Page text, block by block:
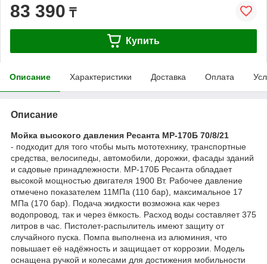
83 390 ₸
Купить
Описание Характеристики Доставка Оплата
Описание
Мойка высокого давления Ресанта МР-170Б 70/8/21
- подходит для того чтобы мыть мототехнику, транспортные
средства, велосипеды, автомобили, дорожки, фасады зданий
и садовые принадлежности. МР-170Б Ресанта обладает
высокой мощностью двигателя 1900 Вт. Рабочее давление
отмечено показателем 11МПа (110 бар), максимальное 17
МПа (170 бар). Подача жидкости возможна как через
водопровод, так и через ёмкость. Расход воды составляет 375
литров в час. Пистолет-распылитель имеют защиту от
случайного пуска. Помпа выполнена из алюминия, что
повышает её надёжность и защищает от коррозии. Модель
оснащена ручкой и колесами для достижения мобильности